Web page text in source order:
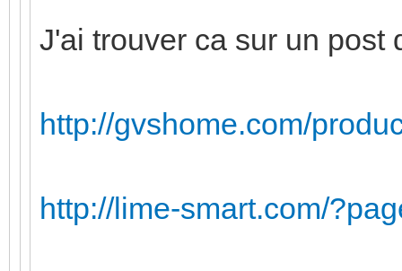
J'ai trouver ca sur un post
http://gvshome.com/
http://lime-smart.com/